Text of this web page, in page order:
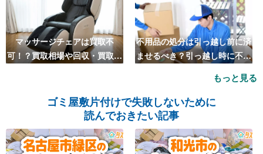
マッサージチェアは買取不
可！？買取相場や回収・買取の
不用品の処分は引っ越し前に済
ませるべき？引っ越し時に不用
もっと見る
ゴミ屋敷片付けで失敗しないために
読んでおきたい記事